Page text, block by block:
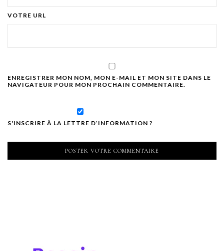
VOTRE URL
ENREGISTRER MON NOM, MON E-MAIL ET MON SITE DANS LE
NAVIGATEUR POUR MON PROCHAIN COMMENTAIRE.
S'INSCRIRE À LA LETTRE D’INFORMATION ?